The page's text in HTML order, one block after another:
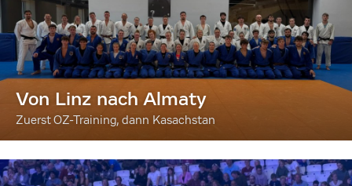
Von Linz nach Almaty
Zuerst OZ-Training, dann Kasachstan